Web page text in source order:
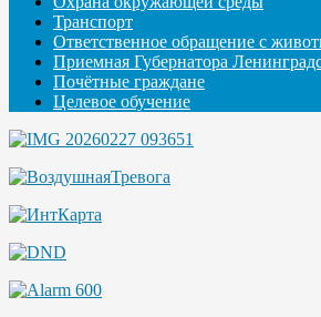
Транспорт
Ответственное обращение с
Приемная Губернатора
Почётные граждане
Целевое обучение